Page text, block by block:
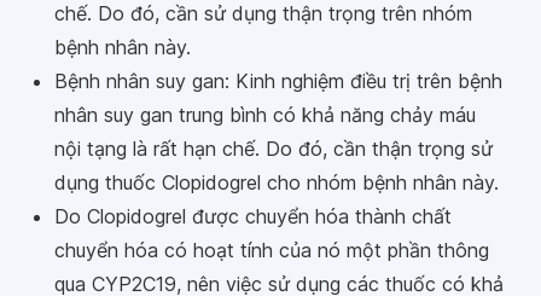
chế. Do đó, cần sử dụng thận trọng trên nhóm
bệnh nhân này.
Bệnh nhân suy gan: Kinh nghiệm điều trị trên bệnh
nhân suy gan trung bình có khả năng chảy máu
nội tạng là rất hạn chế. Do đó, cần thận trọng sử
dụng thuốc Clopidogrel cho nhóm bệnh nhân này.
Do Clopidogrel được chuyển hóa thành chất
chuyển hóa có hoạt tính của nó một phần thông
qua CYP2C19, nên việc sử dụng các thuốc có khả